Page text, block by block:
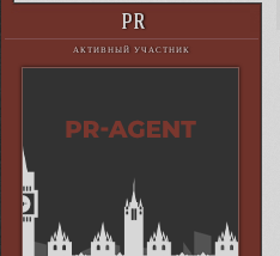
PR
АКТИВНЫЙ УЧАСТНИК